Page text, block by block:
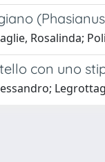
Rosalinda;
con uno